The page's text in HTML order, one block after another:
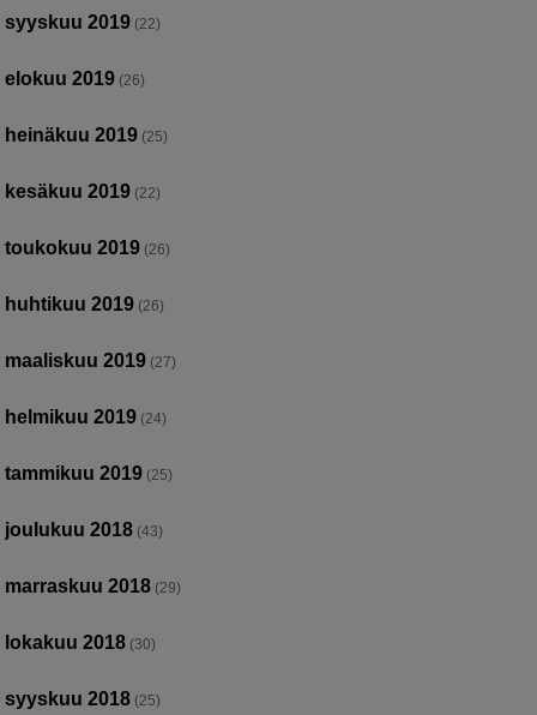
syyskuu 2019 (22)
elokuu 2019 (26)
heinäkuu 2019 (25)
kesäkuu 2019 (22)
toukokuu 2019 (26)
huhtikuu 2019 (26)
maaliskuu 2019 (27)
helmikuu 2019 (24)
tammikuu 2019 (25)
joulukuu 2018 (43)
marraskuu 2018 (29)
lokakuu 2018 (30)
syyskuu 2018 (25)